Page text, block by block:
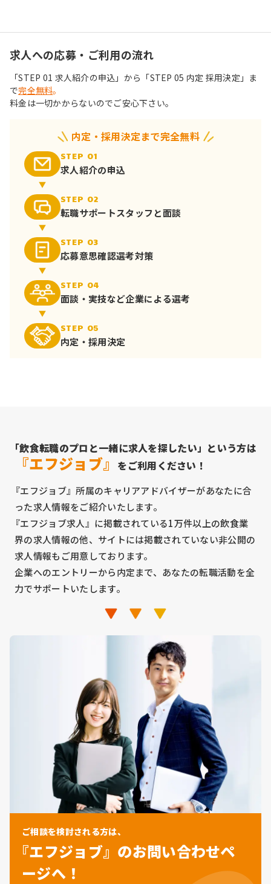
求人への応募・ご利用の流れ
「STEP 01 求人紹介の申込」から「STEP 05 内定 採用決定」ま
で完全無料。
料金は一切かからないのでご安心下さい。
内定・採用決定まで完全無料
STEP 01
求人紹介の申込
STEP 02
転職サポートスタッフと面談
STEP 03
応募意思確認選考対策
STEP 04
面談・実技など企業による選考
STEP 05
内定・採用決定
「飲食転職のプロと一緒に求人を探したい」という方は
『エフジョブ』 をご利用ください！
『エフジョブ』所属のキャリアアドバイザーがあなたに合
った求人情報をご紹介いたします。
『エフジョブ求人』に掲載されている1万件以上の飲食業
界の求人情報の他、サイトには掲載されていない非公開の
求人情報もご用意しております。
企業へのエントリーから内定まで、あなたの転職活動を全
力でサポートいたします。
ご相談を検討される方は、
『エフジョブ』のお問い合わせペ
ージへ！